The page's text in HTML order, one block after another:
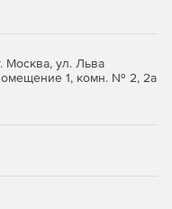
Москва, ул. Льва
1, комн. № 2, 2а